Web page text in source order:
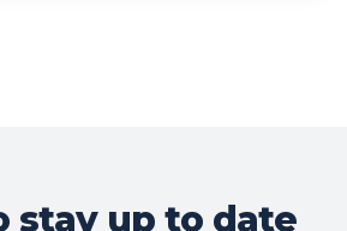
stay up to date